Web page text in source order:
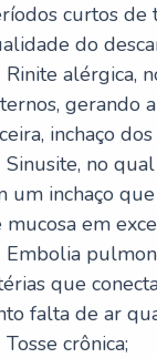
curtos de
do
Rinite alérgica,
gerando
inchaço
Sinusite, no
um inchaço
mucosa em
Embolia
que
falta de ar
Tosse crônica;